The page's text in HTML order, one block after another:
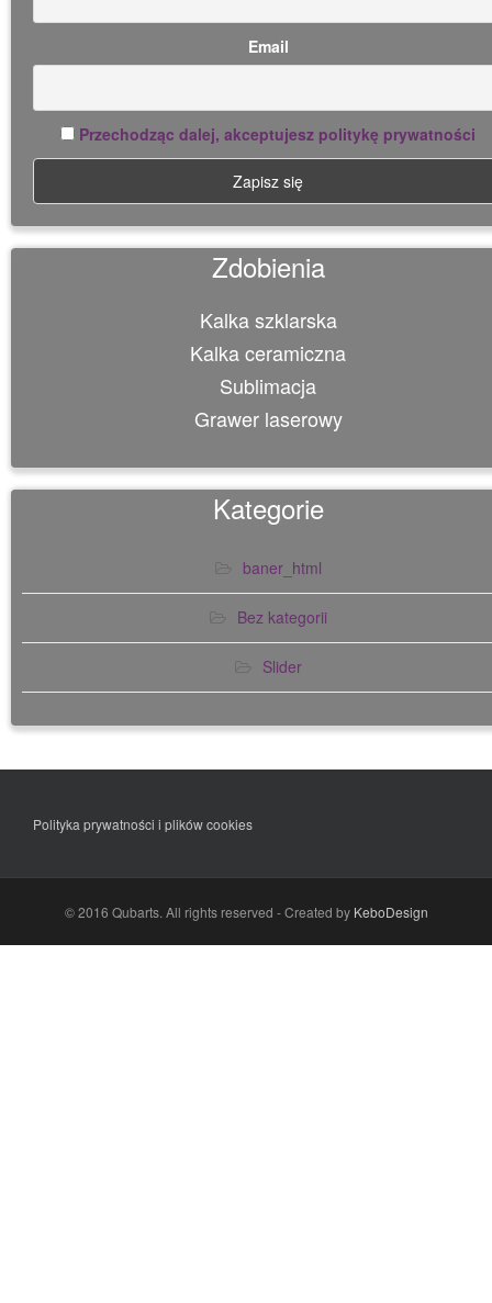
Email
Przechodząc dalej, akceptujesz politykę prywatności
Zdobienia
Kalka szklarska
Kalka ceramiczna
Sublimacja
Grawer laserowy
Kategorie
baner_html
Bez kategorii
Slider
Polityka prywatności i plików cookies
© 2016 Qubarts. All rights reserved - Created by KeboDesign